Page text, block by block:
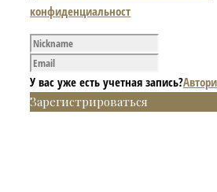
конфиденциальност
У вас уже есть учетная запись?
Зарегистрироваться